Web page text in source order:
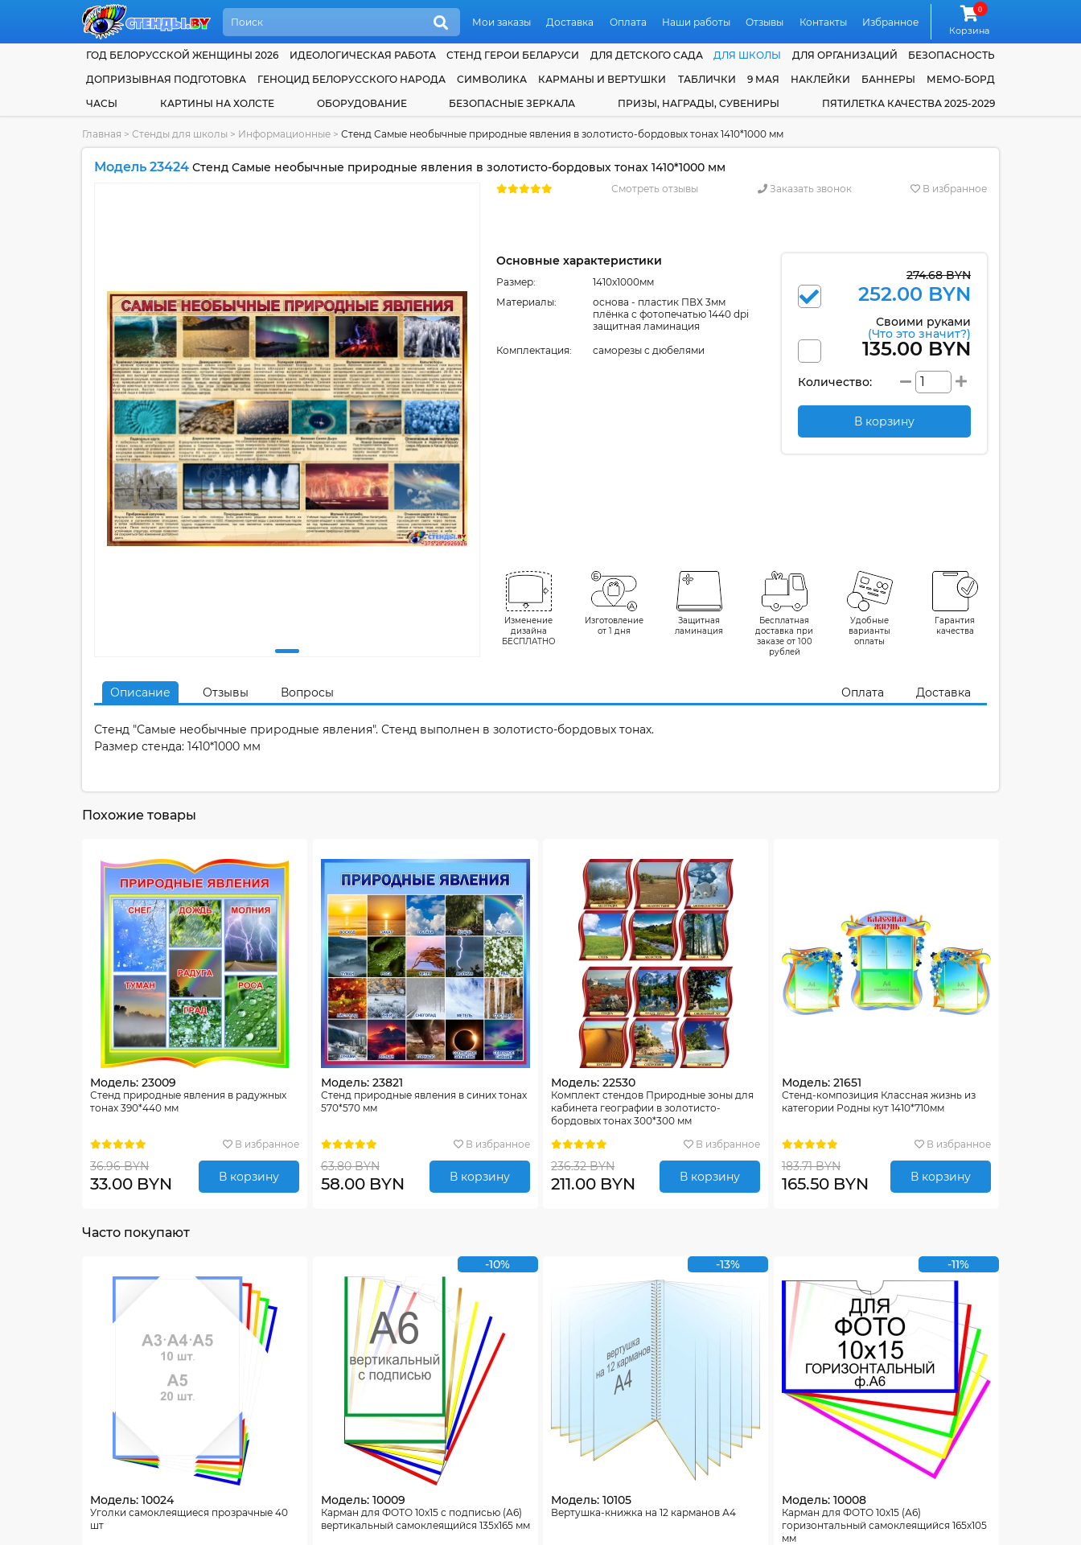
Мои заказы Доставка Оплата Наши работы Отзывы Контакты Избранное
0
Корзина
ГОД БЕЛОРУССКОЙ ЖЕНЩИНЫ 2026 ИДЕОЛОГИЧЕСКАЯ РАБОТА СТЕНД ГЕРОИ БЕЛАРУСИ ДЛЯ ДЕТСКОГО САДА ДЛЯ ШКОЛЫ ДЛЯ ОРГАНИЗАЦИЙ
БЕЗОПАСНОСТЬ
ДОПРИЗЫВНАЯ ПОДГОТОВКА
ГЕНОЦИД БЕЛОРУССКОГО НАРОДА СИМВОЛИКА КАРМАНЫ И ВЕРТУШКИ ТАБЛИЧКИ 9 МАЯ НАКЛЕЙКИ БАННЕРЫ
МЕМО-БОРД
ЧАСЫ
КАРТИНЫ НА ХОЛСТЕ ОБОРУДОВАНИЕ БЕЗОПАСНЫЕ ЗЕРКАЛА ПРИЗЫ, НАГРАДЫ, СУВЕНИРЫ ПЯТИЛЕТКА КАЧЕСТВА 2025-2029
Главная > Стенды для школы > Информационные > Стенд Самые необычные природные явления в золотисто-бордовых тонах 1410*1000 мм
Модель 23424 Стенд Самые необычные природные явления в золотисто-бордовых тонах 1410*1000 мм
Смотреть отзывы Заказать звонок В избранное
Основные характеристики
Размер:
1410x1000мм
Материалы:
основа - пластик ПВХ 3мм
плёнка с фотопечатью 1440 dpi
защитная ламинация
Комплектация:
cаморезы с дюбелями
274.68 BYN
252.00 BYN
Своими руками
(Что это значит?)
135.00 BYN
Количество:
В корзину
Изменение
дизайна
БЕСПЛАТНО
Изготовление
от 1 дня
Защитная
ламинация
Бесплатная
доставка при
заказе от 100
рублей
Удобные
варианты
оплаты
Гарантия
качества
Описание Отзывы Вопросы Оплата Доставка
Стенд "Самые необычные природные явления". Стенд выполнен в золотисто-бордовых тонах.
Размер стенда: 1410*1000 мм
Похожие товары
Модель: 23009
Стенд природные явления в радужных
тонах 390*440 мм
В избранное
36.96 BYN
33.00 BYN В корзину
Модель: 23821
Стенд природные явления в синих тонах
570*570 мм
В избранное
63.80 BYN
58.00 BYN В корзину
Модель: 22530
Комплект стендов Природные зоны для
кабинета географии в золотисто-
бордовых тонах 300*300 мм
В избранное
236.32 BYN
211.00 BYN В корзину
Модель: 21651
Стенд-композиция Классная жизнь из
категории Родны кут 1410*710мм
В избранное
183.71 BYN
165.50 BYN В корзину
Часто покупают
Модель: 10024
Уголки самоклеящиеся прозрачные 40
шт
-10%
Модель: 10009
Карман для ФОТО 10х15 с подписью (А6)
вертикальный самоклеящийся 135х165 мм
-13%
Модель: 10105
Вертушка-книжка на 12 карманов А4
-11%
Модель: 10008
Карман для ФОТО 10х15 (А6)
горизонтальный самоклеящийся 165х105
мм